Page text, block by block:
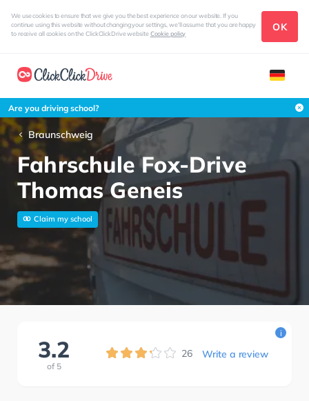
We use cookies to ensure that we give you the best experience on our website. If you
continue using this website without changing your settings, we'll assume that you are happy
to receive all cookies on the ClickClickDrive websiteCookie policy
OK
Are you driving school?
Braunschweig
Fahrschule Fox-Drive
Thomas Geneis
Claim my school
3.2
of 5
26 Write a review
i